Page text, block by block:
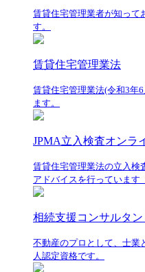
賃貸住宅管理業者が知って
す。
賃貸住宅管理業法
賃貸住宅管理業法(令和3年
ます。
JPMA立入検査オンラ
賃貸住宅管理業法の立入検
アドバイスを行っています
相続支援コンサルタン
不動産のプロとして、士業
人認定資格です。